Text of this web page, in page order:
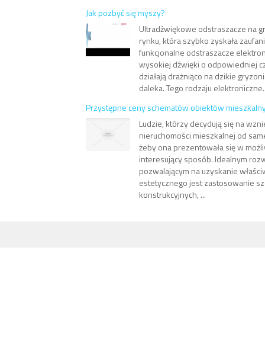
Jak pozbyć się myszy?
Ultradźwiękowe odstraszacze na
rynku, która szybko zyskała
funkcjonalne odstraszacze
wysokiej dźwięki o odpowiedniej
działają drażniąco na dzikie
daleka. Tego rodzaju
Przystępne ceny schematów obiektów
Ludzie, którzy decydują się na
nieruchomości mieszkalnej od
żeby ona prezentowała się w
interesujący sposób. Idealnym
pozwalającym na uzyskanie
estetycznego jest zastosowanie
konstrukcyjnych, ...